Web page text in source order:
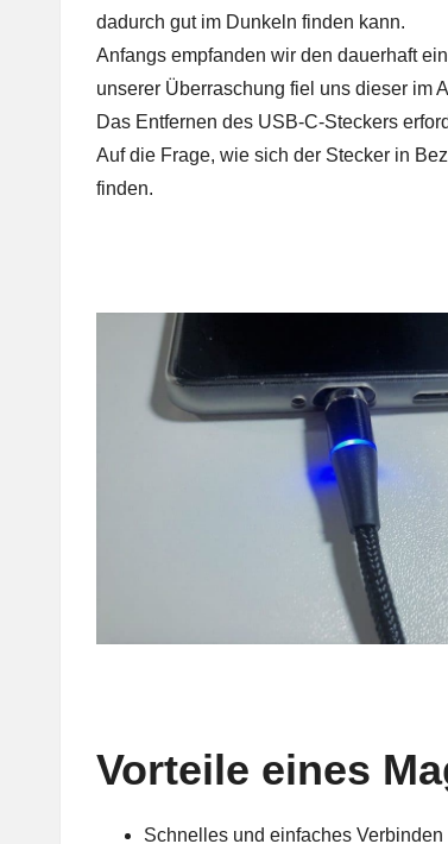
dadurch gut im Dunkeln finden kann.
Anfangs empfanden wir den dauerhaft
unserer Überraschung fiel uns dieser im
Das Entfernen des USB-C-Steckers
Auf die Frage, wie sich der Stecker in
finden.
Vorteile eines
Schnelles und einfaches Verbinden